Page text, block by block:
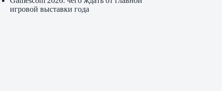
игровой выставки года